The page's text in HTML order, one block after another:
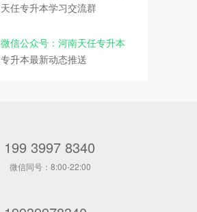
天任专升本学习交流群
微信公众号：河南天任专升本
专升本最新动态推送
199 3997 8340
微信同号：8:00-22:00